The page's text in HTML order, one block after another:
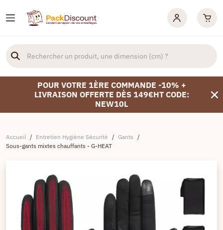
POUR VOTRE 1ÈRE COMMANDE -10% +
LIVRAISON OFFERTE DÈS 149€HT CODE:
NEW10L
Accueil / Entretien Hygiène Sécurité / Gants /
Sous-gants mixtes chauffants - G-HEAT